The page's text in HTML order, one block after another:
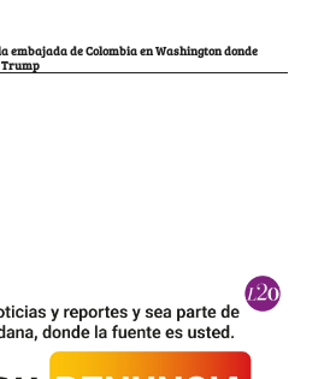
embajada de Colombia en Washington donde
Trump